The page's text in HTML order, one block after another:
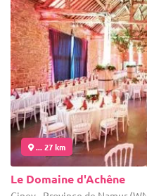
... 27 km
Le Domaine d'Achêne